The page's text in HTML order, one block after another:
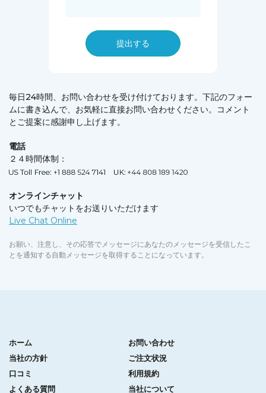
提出する
毎日24時間、お問い合わせを受け付けております。下記のフォー
ムに書き込んで、お気軽に直接お問い合わせください。コメント
とご提案に感謝申し上げます。
電話
２４時間体制：
オンラインチャット
いつでもチャットをお送りいただけます
お願い、注意し、その応答でメッセージにあなたのメッセージを受信したこ
とを通知する自動メッセージを取得することになっています。
ホーム
お問い合わせ
当社の方針
ご注文状況
口コミ
利用規約
よくある質問
当社について